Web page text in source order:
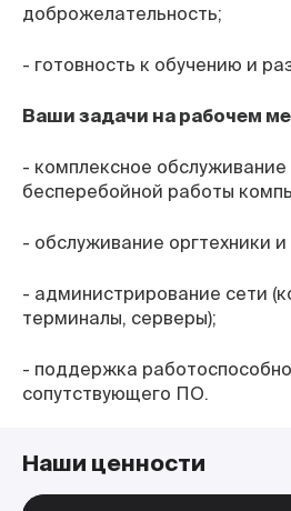
доброжелательность;
- готовность к обучению и
Ваши задачи на рабочем
- комплексное
бесперебойной работы
- обслуживание оргтехники
- администрирование сети
терминалы, серверы);
- поддержка
сопутствующего ПО.
Наши ценности